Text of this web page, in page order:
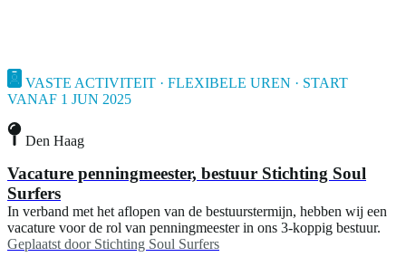
VASTE ACTIVITEIT · FLEXIBELE UREN · START
VANAF 1 JUN 2025
Den Haag
Vacature penningmeester, bestuur Stichting Soul
Surfers
In verband met het aflopen van de bestuurstermijn, hebben wij een
vacature voor de rol van penningmeester in ons 3-koppig bestuur.
Geplaatst door Stichting Soul Surfers